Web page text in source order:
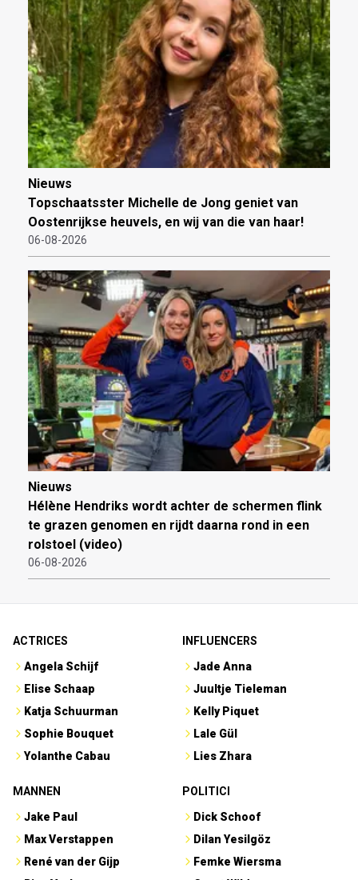
Nieuws
Topschaatsster Michelle de Jong geniet van
Oostenrijkse heuvels, en wij van die van haar!
06-08-2026
Nieuws
Hélène Hendriks wordt achter de schermen flink
te grazen genomen en rijdt daarna rond in een
rolstoel (video)
06-08-2026
ACTRICES
Angela Schijf
Elise Schaap
Katja Schuurman
Sophie Bouquet
Yolanthe Cabau
INFLUENCERS
Jade Anna
Juultje Tieleman
Kelly Piquet
Lale Gül
Lies Zhara
MANNEN
Jake Paul
Max Verstappen
René van der Gijp
POLITICI
Dick Schoof
Dilan Yesilgöz
Femke Wiersma